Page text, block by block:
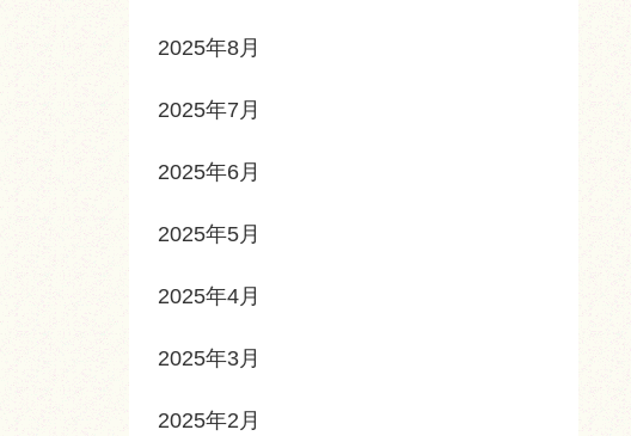
2025年8月
2025年7月
2025年6月
2025年5月
2025年4月
2025年3月
2025年2月